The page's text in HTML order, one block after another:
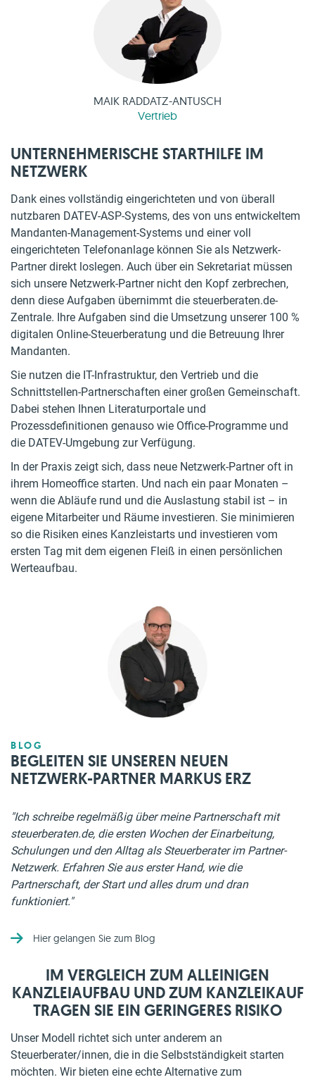
UNTERNEHMERISCHE STARTHILFE IM
NETZWERK
Dank eines vollständig eingerichteten und von überall
nutzbaren DATEV-ASP-Systems, des von uns entwickeltem
Mandanten-Management-Systems und einer voll
eingerichteten Telefonanlage können Sie als Netzwerk-
Partner direkt loslegen. Auch über ein Sekretariat müssen
sich unsere Netzwerk-Partner nicht den Kopf zerbrechen,
denn diese Aufgaben übernimmt die steuerberaten.de-
Zentrale. Ihre Aufgaben sind die Umsetzung unserer 100 %
digitalen Online-Steuerberatung und die Betreuung Ihrer
Mandanten.
Sie nutzen die IT-Infrastruktur, den Vertrieb und die
Schnittstellen-Partnerschaften einer großen Gemeinschaft.
Dabei stehen Ihnen Literaturportale und
Prozessdefinitionen genauso wie Office-Programme und
die DATEV-Umgebung zur Verfügung.
In der Praxis zeigt sich, dass neue Netzwerk-Partner oft in
ihrem Homeoffice starten. Und nach ein paar Monaten –
wenn die Abläufe rund und die Auslastung stabil ist – in
eigene Mitarbeiter und Räume investieren. Sie minimieren
so die Risiken eines Kanzleistarts und investieren vom
ersten Tag mit dem eigenen Fleiß in einen persönlichen
Werteaufbau.
MAIK RADDATZ-ANTUSCH
Vertrieb
BLOG
BEGLEITEN SIE UNSEREN NEUEN
NETZWERK-PARTNER MARKUS ERZ
"Ich schreibe regelmäßig über meine Partnerschaft mit
steuerberaten.de, die ersten Wochen der Einarbeitung,
Schulungen und den Alltag als Steuerberater im Partner-
Netzwerk. Erfahren Sie aus erster Hand, wie die
Partnerschaft, der Start und alles drum und dran
funktioniert."
Hier gelangen Sie zum Blog
IM VERGLEICH ZUM ALLEINIGEN
KANZLEIAUFBAU UND ZUM KANZLEIKAUF
TRAGEN SIE EIN GERINGERES RISIKO
Unser Modell richtet sich unter anderem an
Steuerberater/innen, die in die Selbstständigkeit starten
möchten. Wir bieten eine echte Alternative zum